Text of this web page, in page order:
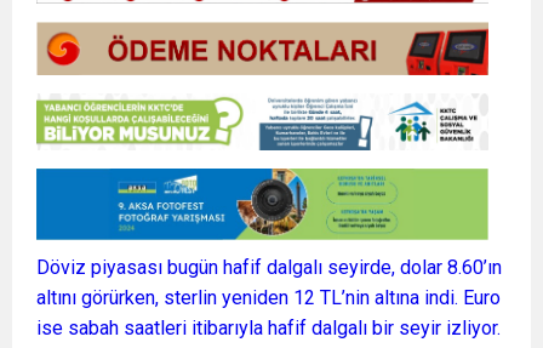
Döviz piyasası bugün hafif dalgalı seyirde, dolar 8.60’ın
altını görürken, sterlin yeniden 12 TL’nin altına indi. Euro
ise sabah saatleri itibarıyla hafif dalgalı bir seyir izliyor.